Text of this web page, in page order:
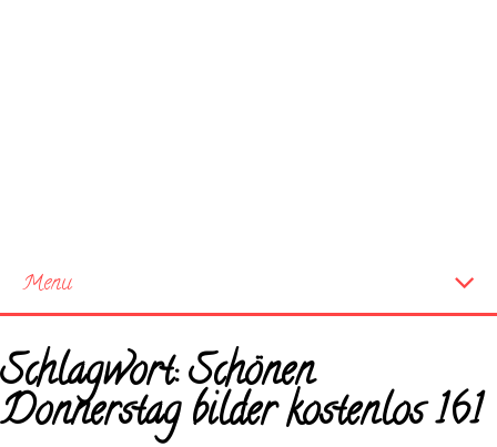
Menu
Startseite
Neue Bilder
Schlagwort:Schönen
Donnerstag bilder kostenlos 161